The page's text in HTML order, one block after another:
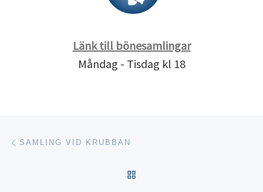
Länk till bönesamlingar
Måndag - Tisdag kl 18
Inläggsnavigering
SAMLING VID KRUBBAN